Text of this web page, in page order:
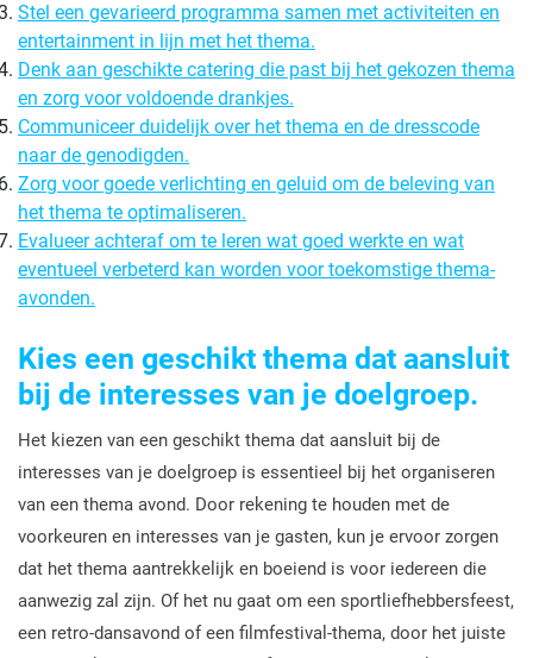
Stel een gevarieerd programma samen met activiteiten en
entertainment in lijn met het thema.
Denk aan geschikte catering die past bij het gekozen thema
en zorg voor voldoende drankjes.
Communiceer duidelijk over het thema en de dresscode
naar de genodigden.
Zorg voor goede verlichting en geluid om de beleving van
het thema te optimaliseren.
Evalueer achteraf om te leren wat goed werkte en wat
eventueel verbeterd kan worden voor toekomstige thema-
avonden.
Kies een geschikt thema dat aansluit
bij de interesses van je doelgroep.
Het kiezen van een geschikt thema dat aansluit bij de
interesses van je doelgroep is essentieel bij het organiseren
van een thema avond. Door rekening te houden met de
voorkeuren en interesses van je gasten, kun je ervoor zorgen
dat het thema aantrekkelijk en boeiend is voor iedereen die
aanwezig zal zijn. Of het nu gaat om een sportliefhebbersfeest,
een retro-dansavond of een filmfestival-thema, door het juiste